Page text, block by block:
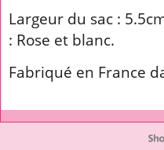
Largeur du sac :
: Rose et blanc.
Fabriqué en France
To create online store